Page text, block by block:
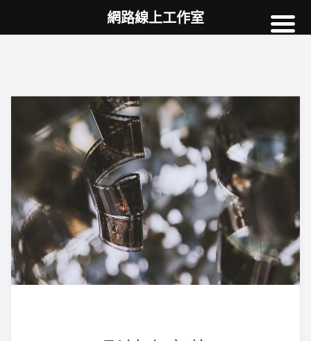
高雄網頁設計
網站SEO
NEWS
教學
AI
網路線上工作室